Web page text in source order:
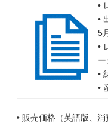
•
•
5
•
ー
•
•
• 販売価格（英語版、消